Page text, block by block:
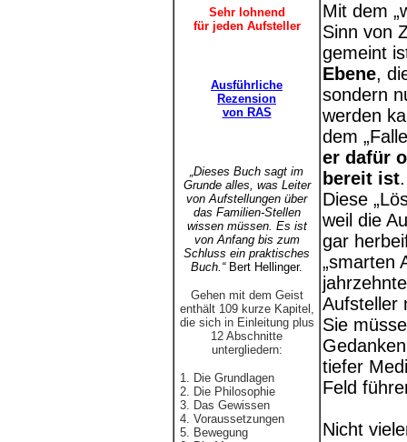
Sehr lohnend
für jeden Aufsteller
Ausführliche
Rezension
von RAS
„Dieses Buch sagt im
Grunde alles, was Leiter
von Aufstellungen über
das Familien-Stellen
wissen müssen. Es ist
von Anfang bis zum
Schluss ein praktisches
Buch.“ Bert Hellinger.
Gehen mit dem Geist
enthält 109 kurze Kapitel,
die sich in Einleitung plus
12 Abschnitte
unter­gliedern:
1. Die Grundlagen
2. Die Philosophie
3. Das Gewissen
4. Voraussetzungen
5. Bewegung
Mit dem
Sinn von
gemeint
Ebene,
sondern
werden
dem
er dafür
bereit ist.
Diese
weil die
gar
„smarten
Aufsteller
Sie
tiefer
Feld
Nicht